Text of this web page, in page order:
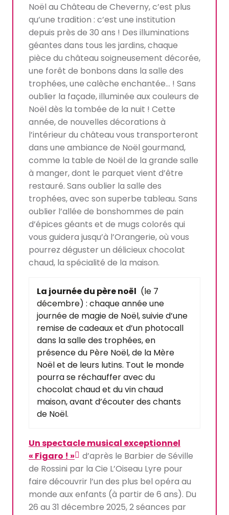
Noël au Château de Cheverny, c’est plus
qu’une tradition : c’est une institution
depuis près de 30 ans ! Des illuminations
géantes dans tous les jardins, chaque
pièce du château soigneusement décorée,
une forêt de bonbons dans la salle des
trophées, une calèche enchantée… ! Sans
oublier la façade, illuminée aux couleurs de
Noël dès la tombée de la nuit ! Cette
année, de nouvelles décorations à
l’intérieur du château vous transporteront
dans une ambiance de Noël gourmand,
comme la table de Noël de la grande salle
à manger, dont le parquet vient d’être
restauré. Sans oublier la salle des
trophées, avec son superbe tableau. Sans
oublier l’allée de bonshommes de pain
d’épices géants et de mugs colorés qui
vous guidera jusqu’à l’Orangerie, où vous
pourrez déguster un délicieux chocolat
chaud, la spécialité de la maison.
La journée du père noël (le 7
décembre) : chaque année une
journée de magie de Noël, suivie d’une
remise de cadeaux et d’un photocall
dans la salle des trophées, en
présence du Père Noël, de la Mère
Noël et de leurs lutins. Tout le monde
pourra se réchauffer avec du
chocolat chaud et du vin chaud
maison, avant d’écouter des chants
de Noël.
Un spectacle musical exceptionnel
« Figaro ! »
d’après le Barbier de Séville
de Rossini par la Cie L’Oiseau Lyre pour
faire découvrir l’un des plus bel opéra au
monde aux enfants (à partir de 6 ans). Du
26 au 31 décembre 2025, 2 séances par